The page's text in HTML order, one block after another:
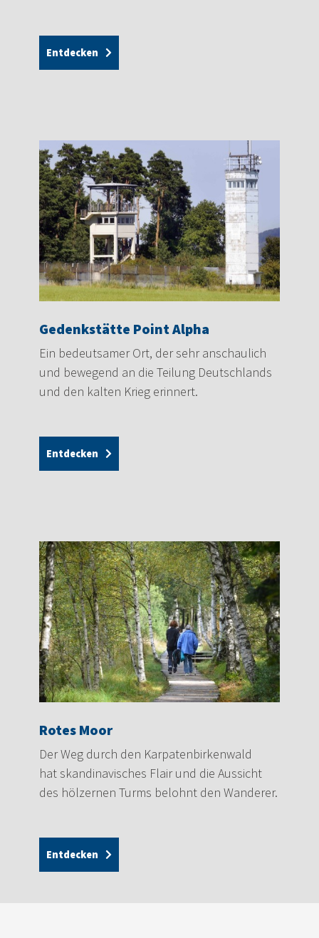
Entdecken
Gedenkstätte Point Alpha
Ein bedeutsamer Ort, der sehr anschaulich
und bewegend an die Teilung Deutschlands
und den kalten Krieg erinnert.
Entdecken
Rotes Moor
Der Weg durch den Karpatenbirkenwald
hat skandinavisches Flair und die Aussicht
des hölzernen Turms belohnt den Wanderer.
Entdecken